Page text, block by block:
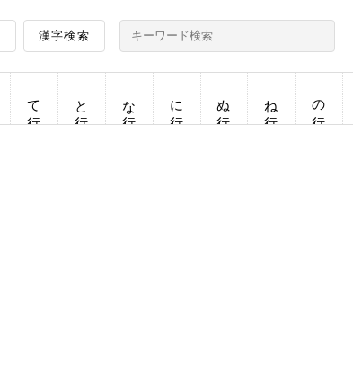
漢字検索
て行 と行 な行 に行 ぬ行 ね行 の行